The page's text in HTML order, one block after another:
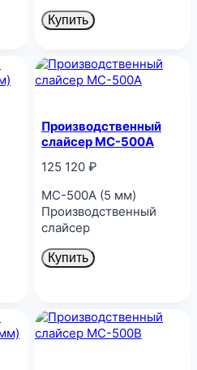
Купить
Производственный
слайсер MC-500A
125 120 ₽
MC-500A (5 мм)
Производственный
слайсер
Купить